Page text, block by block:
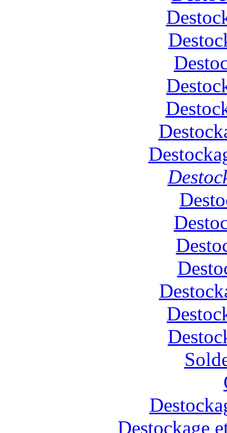
Destockage